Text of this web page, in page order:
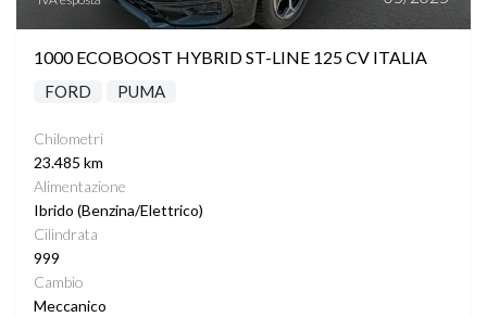
1000 ECOBOOST HYBRID ST-LINE 125 CV ITALIA
FORD PUMA
Chilometri
23.485 km
Alimentazione
Ibrido (Benzina/Elettrico)
Cilindrata
999
Cambio
Meccanico